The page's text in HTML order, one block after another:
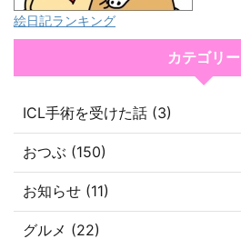
絵日記ランキング
カテゴリー
ICL手術を受けた話 (3)
おつぶ (150)
お知らせ (11)
グルメ (22)